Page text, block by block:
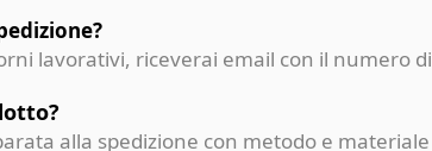
lavorativi, riceverai email con il numero
alla spedizione con metodo e